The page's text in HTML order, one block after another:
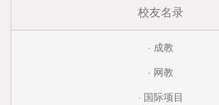
校友名录
· 成教
· 网教
· 国际项目